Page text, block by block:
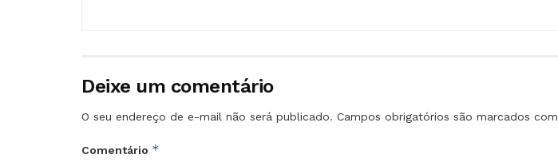
Deixe um comentário
O seu endereço de e-mail não será publicado. Campos obrigatórios são marcados com
Comentário *